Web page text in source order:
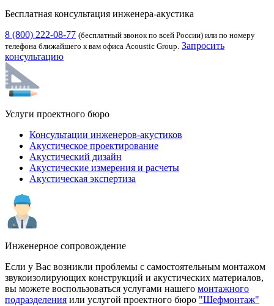
Бесплатная консультация инженера-акустика
8 (800) 222-08-77 (бесплатный звонок по всей России) или по номеру
телефона ближайшего к вам офиса Acoustic Group. Запросить
консультацию
Услуги проектного бюро
Консультации инженеров-акустиков
Акустическое проектирование
Акустический дизайн
Акустические измерения и расчеты
Акустическая экспертиза
Инженерное сопровождение
Если у Вас возникли проблемы с самостоятельным монтажом
звукоизолирующих конструкций и акустических материалов,
вы можете воспользоваться услугами нашего монтажного
подразделения или услугой проектного бюро "Шефмонтаж"